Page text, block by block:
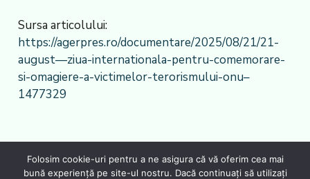
Sursa articolului:
https://agerpres.ro/documentare/2025/08/21/21-
august—ziua-internationala-pentru-comemorare-
si-omagiere-a-victimelor-terorismului-onu–
1477329
Folosim cookie-uri pentru a ne asigura că vă oferim cea mai
bună experiență pe site-ul nostru. Dacă continuați să utilizați